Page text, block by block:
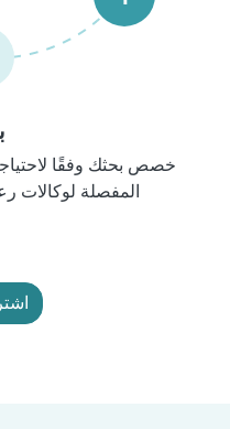
خصص بحثك وفقًا
المفصلة لوكالات